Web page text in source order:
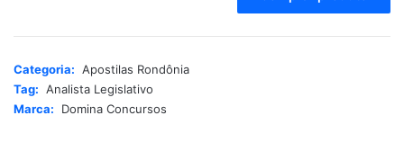
r
t
Categoria: Apostilas Rondônia
Tag: Analista Legislativo
Marca:
Domina Concursos